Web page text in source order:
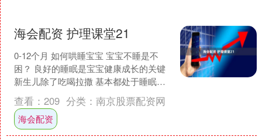
海会配资 护理课堂21
0-12个月 如何哄睡宝宝 宝宝不睡是不
困？ 良好的睡眠是宝宝健康成长的关键
新生儿除了吃喝拉撒 基本都处于睡眠状
态 如何让宝宝睡得更好呢? 产科六病区
护士长王....
查看： 209 分类： 南京股票配资网
海会配资